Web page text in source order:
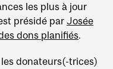
les plus à jour
présidé par Josée
dons planifiés.
les donateurs(-trices)